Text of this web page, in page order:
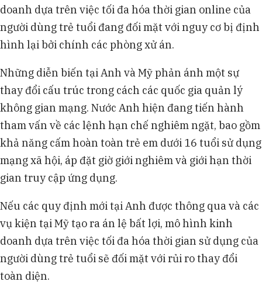
doanh dựa trên việc tối đa hóa thời gian online của
người dùng trẻ tuổi đang đối mặt với nguy cơ bị định
hình lại bởi chính các phòng xử án.
Những diễn biến tại Anh và Mỹ phản ánh một sự
thay đổi cấu trúc trong cách các quốc gia quản lý
không gian mạng. Nước Anh hiện đang tiến hành
tham vấn về các lệnh hạn chế nghiêm ngặt, bao gồm
khả năng cấm hoàn toàn trẻ em dưới 16 tuổi sử dụng
mạng xã hội, áp đặt giờ giới nghiêm và giới hạn thời
gian truy cập ứng dụng.
Nếu các quy định mới tại Anh được thông qua và các
vụ kiện tại Mỹ tạo ra án lệ bất lợi, mô hình kinh
doanh dựa trên việc tối đa hóa thời gian sử dụng của
người dùng trẻ tuổi sẽ đối mặt với rủi ro thay đổi
toàn diện.